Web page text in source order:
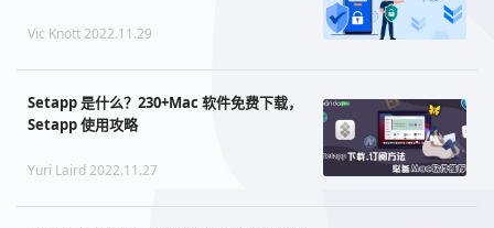
Vic Knott 2022.11.29
Setapp 是什么？230+Mac 软件免费下载，
Setapp 使用攻略
Yuri Laird 2022.11.27